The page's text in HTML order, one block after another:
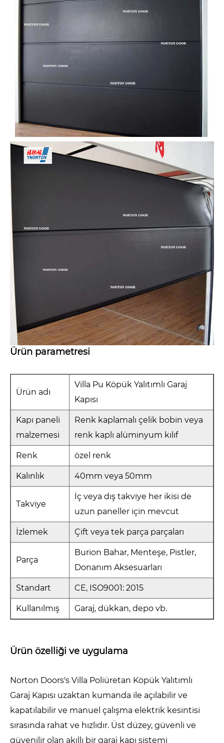
Ürün parametresi
Ürün adı
Villa Pu Köpük Yalıtımlı Garaj
Kapısı
Kapı paneli
malzemesi
Renk kaplamalı çelik bobin veya
renk kaplı alüminyum kılıf
Renk özel renk
Kalınlık 40mm veya 50mm
Takviye
İç veya dış takviye her ikisi de
uzun paneller için mevcut
İzlemek Çift veya tek parça parçaları
Parça
Burion Bahar, Menteşe, Pistler,
Donanım Aksesuarları
Standart CE, ISO9001: 2015
Kullanılmış Garaj, dükkan, depo vb.
Ürün özelliği ve uygulama
Norton Doors's Villa Poliüretan Köpük Yalıtımlı
Garaj Kapısı uzaktan kumanda ile açılabilir ve
kapatılabilir ve manuel çalışma elektrik kesintisi
sırasında rahat ve hızlıdır. Üst düzey, güvenli ve
güvenilir olan akıllı bir garaj kapı sistemi